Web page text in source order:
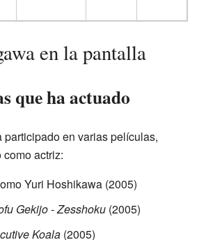
en la pantalla
que ha actuado
en varias películas,
actriz:
Yuri Hoshikawa (2005)
Gekijo - Zesshoku (2005)
Koala (2005)